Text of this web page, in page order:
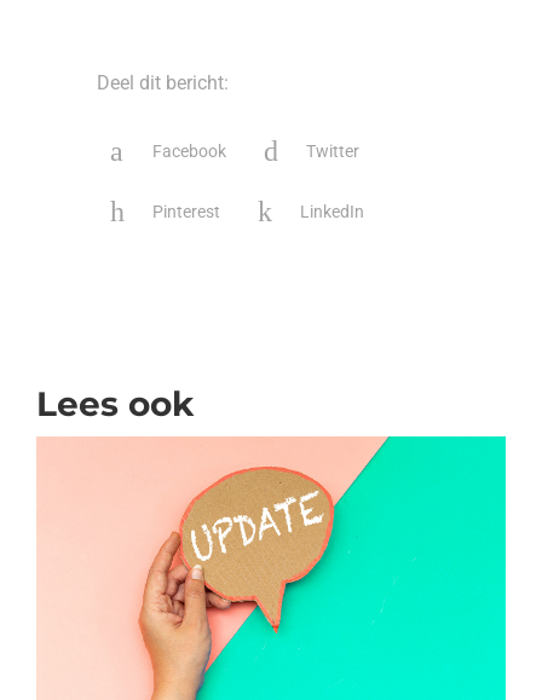
Deel dit bericht:
Facebook Twitter
Pinterest LinkedIn
Lees ook